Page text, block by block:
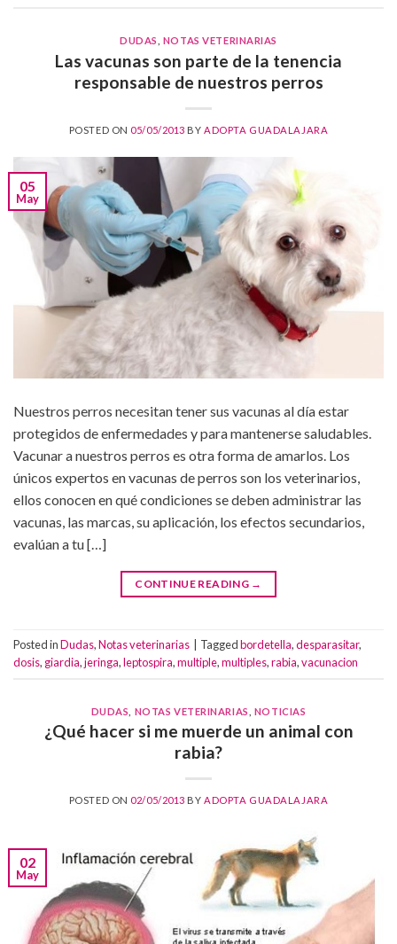
DUDAS NOTAS VETERINARIAS
Las vacunas son parte de la tenencia
responsable de nuestros perros
POSTED ON 05/05/2013 BYADOPTA GUADALAJARA
05
May
Nuestros perros necesitan tener sus vacunas al día estar
protegidos de enfermedades y para mantenerse saludables.
Vacunar a nuestros perros es otra forma de amarlos. Los
únicos expertos en vacunas de perros son los veterinarios,
ellos conocen en qué condiciones se deben administrar las
vacunas, las marcas, su aplicación, los efectos secundarios,
evalúan a tu […]
CONTINUE READING →
Posted inDudas,Notas veterinarias Taggedbordetella,desparasitar,
dosis, giardia,jeringa,leptospira,multiple,multiples,rabia,vacunacion
DUDAS NOTAS VETERINARIAS NOTICIAS
¿Qué hacer si me muerde un animal con
rabia?
POSTED ON 02/05/2013 BYADOPTA GUADALAJARA
02
May